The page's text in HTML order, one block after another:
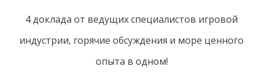
4 доклада от ведущих специалистов игровой
индустрии, горячие обсуждения и море ценного
опыта в одном!